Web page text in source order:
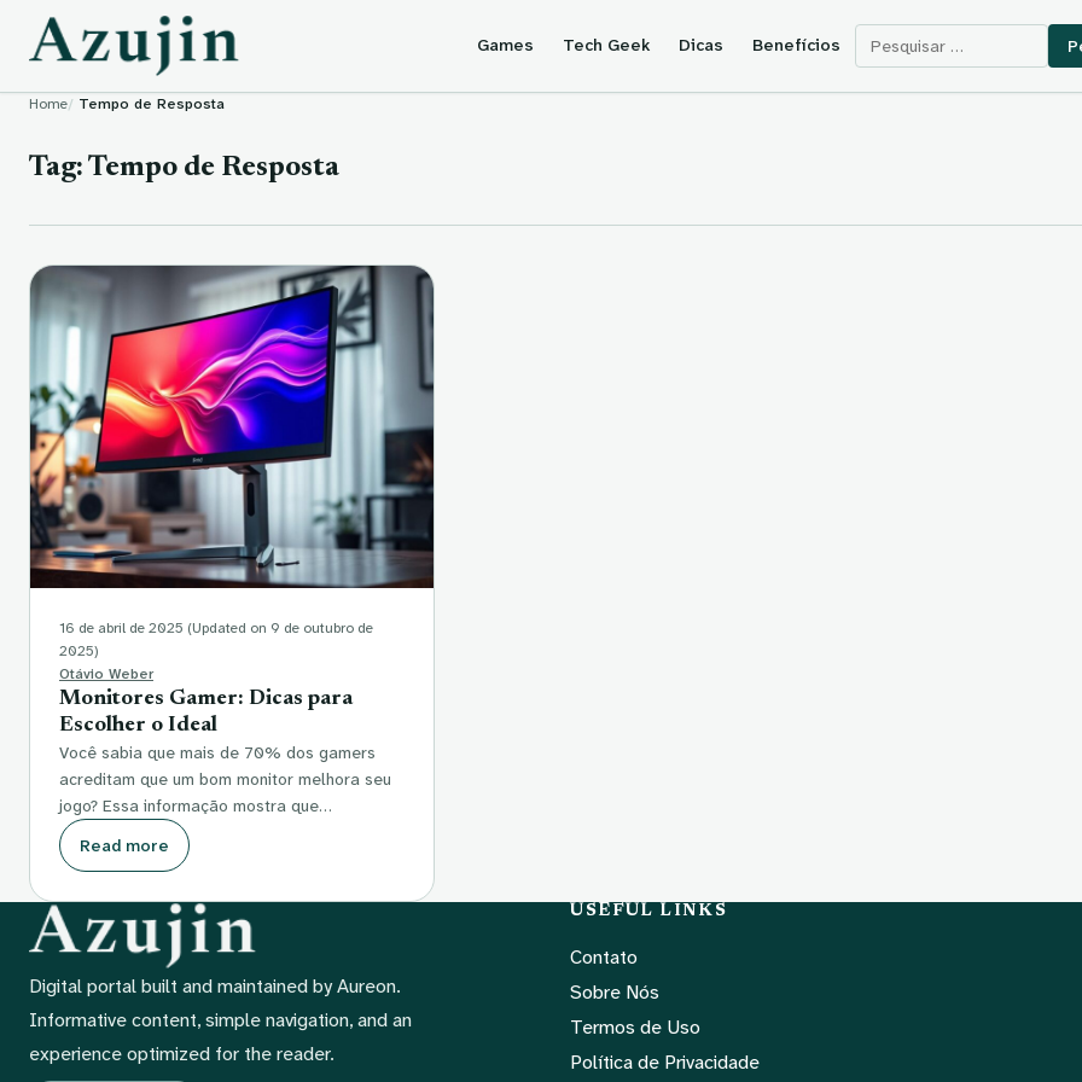
Skip to content
Games Tech Geek Dicas Benefícios Pesquisar por:
Home Tempo de Resposta
Tag: Tempo de Resposta
16 de abril de 2025 (Updated on 9 de outubro de
2025)
Otávio Weber
Monitores Gamer: Dicas para
Escolher o Ideal
Você sabia que mais de 70% dos gamers
acreditam que um bom monitor melhora seu
jogo? Essa informação mostra que…
Read more
Digital portal built and maintained by Aureon.
Informative content, simple navigation, and an
experience optimized for the reader.
USEFUL LINKS
Contato
Sobre Nós
Termos de Uso
Política de Privacidade